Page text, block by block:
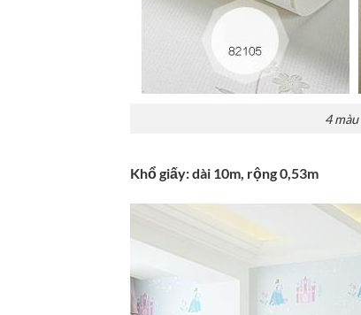
4
Khổ giấy: dài 10m, rộng 0,53m